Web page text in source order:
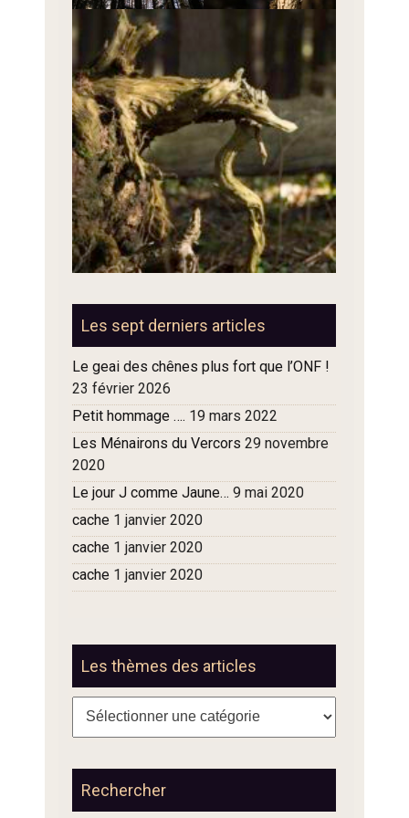
Les sept derniers articles
Le geai des chênes plus fort que l’ONF !
23 février 2026
Petit hommage …. 19 mars 2022
Les Ménairons du Vercors 29 novembre
2020
Le jour J comme Jaune… 9 mai 2020
cache 1 janvier 2020
cache 1 janvier 2020
cache 1 janvier 2020
Les thèmes des articles
Les
articles
Rechercher